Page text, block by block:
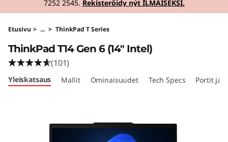
k
P
a
d
avulla.Osta nyt.
Etusivu > ... > ThinkPad T Series
ThinkPad T14 Gen 6 (14" Intel)
(101)
Yleiskatsaus Mallit Ominaisuudet Tech Specs Portit ja